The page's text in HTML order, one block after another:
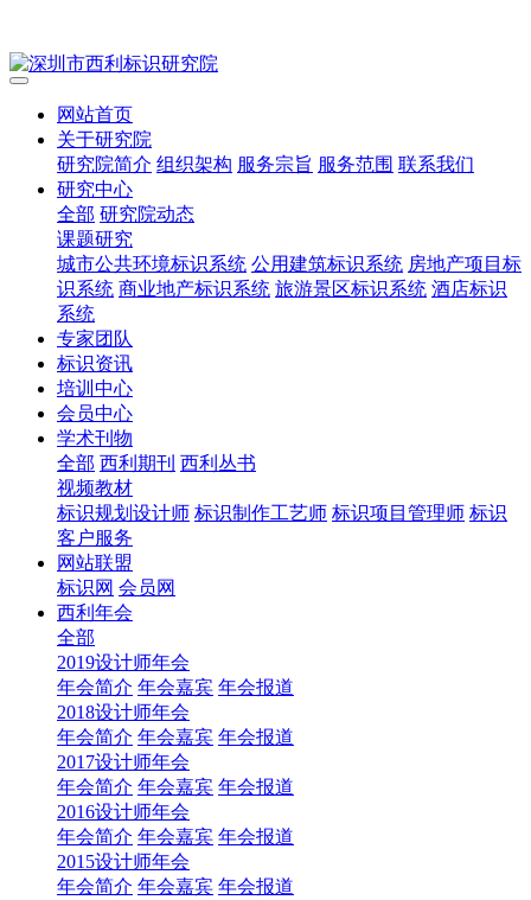
网站首页
关于研究院
研究院简介 组织架构 服务宗旨 服务范围 联系我们
研究中心
全部 研究院动态
课题研究
城市公共环境标识系统 公用建筑标识系统 房地产项目标
识系统 商业地产标识系统 旅游景区标识系统 酒店标识
系统
专家团队
标识资讯
培训中心
会员中心
学术刊物
全部 西利期刊 西利丛书
视频教材
标识规划设计师 标识制作工艺师 标识项目管理师 标识
客户服务
网站联盟
标识网 会员网
西利年会
全部
2019设计师年会
年会简介 年会嘉宾 年会报道
2018设计师年会
年会简介 年会嘉宾 年会报道
2017设计师年会
年会简介 年会嘉宾 年会报道
2016设计师年会
年会简介 年会嘉宾 年会报道
2015设计师年会
年会简介 年会嘉宾 年会报道